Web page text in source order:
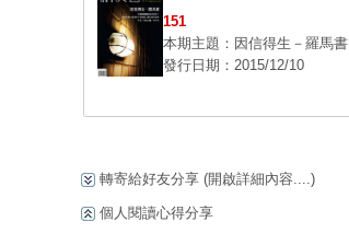
151
本期主題：因信得生－羅馬書
發行日期：2015/12/10
轉寄給好友分享 (開啟詳細內容....)
個人閱讀心得分享